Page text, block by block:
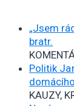
„Jsem
bratr.
Politik
KAUZY,